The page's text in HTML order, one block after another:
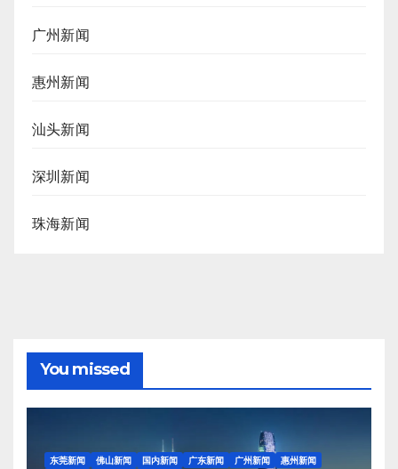
广州新闻
惠州新闻
汕头新闻
深圳新闻
珠海新闻
You missed
东莞新闻 佛山新闻 国内新闻 广东新闻 广州新闻
惠州新闻